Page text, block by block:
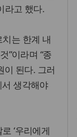
라고 했다.
는 한계 내
”이라며 “종
이 된다. 그러
생각해야
‘우리에게